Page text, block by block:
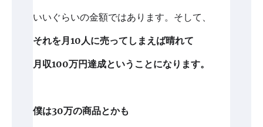
いいぐらいの金額ではあります。そして、
それを月10人に売ってしまえば晴れて
月収100万円達成ということになります。
僕は30万の商品とかも